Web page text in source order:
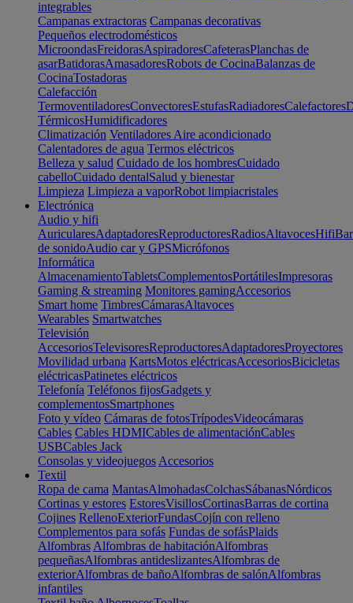
integrables
Campanas extractoras Campanas decorativas
Pequeños electrodomésticos
MicroondasFreidorasAspiradoresCafeterasPlanchas de
asarBatidorasAmasadoresRobots de CocinaBalanzas de
CocinaTostadoras
Calefacción
TermoventiladoresConvectoresEstufasRadiadoresCalefactores
TérmicosHumidificadores
Climatización Ventiladores Aire acondicionado
Calentadores de agua Termos eléctricos
Belleza y salud Cuidado de los hombresCuidado
cabelloCuidado dentalSalud y bienestar
Limpieza Limpieza a vaporRobot limpiacristales
Electrónica
Audio y hifi
AuricularesAdaptadoresReproductoresRadiosAltavocesHifi
de sonidoAudio car y GPSMicrófonos
Informática
AlmacenamientoTabletsComplementosPortátilesImpresoras
Gaming & streaming Monitores gamingAccesorios
Smart home TimbresCámarasAltavoces
Wearables Smartwatches
Televisión
AccesoriosTelevisoresReproductoresAdaptadoresProyectores
Movilidad urbana KartsMotos eléctricasAccesoriosBicicletas
eléctricasPatinetes eléctricos
Telefonía Teléfonos fijosGadgets y
complementosSmartphones
Foto y vídeo Cámaras de fotosTrípodesVideocámaras
Cables Cables HDMICables de alimentaciónCables
USBCables Jack
Consolas y videojuegos Accesorios
Textil
Ropa de cama MantasAlmohadasColchasSábanasNórdicos
Cortinas y estores EstoresVisillosCortinasBarras de cortina
Cojines RellenoExteriorFundasCojín con relleno
Complementos para sofás Fundas de sofásPlaids
Alfombras Alfombras de habitaciónAlfombras
pequeñasAlfombras antideslizantesAlfombras de
exteriorAlfombras de bañoAlfombras de salónAlfombras
infantiles